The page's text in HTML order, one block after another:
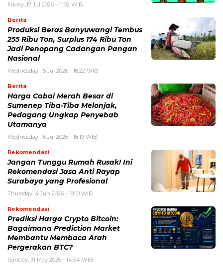
Friday, 17 Jul 2026 - 11:02 WIB
Berita
Produksi Beras Banyuwangi Tembus
255 Ribu Ton, Surplus 174 Ribu Ton
Jadi Penopang Cadangan Pangan
Nasional
Wednesday, 15 Jul 2026 - 18:22 WIB
Berita
Harga Cabai Merah Besar di
Sumenep Tiba-Tiba Melonjak,
Pedagang Ungkap Penyebab
Utamanya
Wednesday, 15 Jul 2026 - 18:19 WIB
Rekomendasi
Jangan Tunggu Rumah Rusak! Ini
Rekomendasi Jasa Anti Rayap
Surabaya yang Profesional
Thursday, 4 Jun 2026 - 19:10 WIB
Rekomendasi
Prediksi Harga Crypto Bitcoin:
Bagaimana Prediction Market
Membantu Membaca Arah
Pergerakan BTC?
Sunday, 31 May 2026 - 14:54 WIB